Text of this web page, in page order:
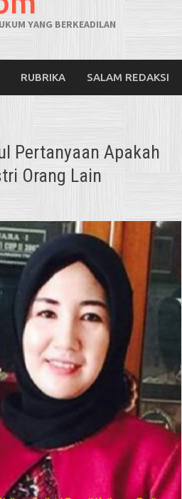
YANG BERKEADILAN
RUBRIKA SALAM REDAKSI
Pertanyaan Apakah
Orang Lain